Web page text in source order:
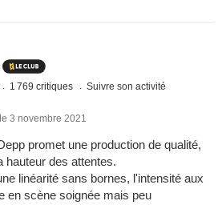
1 769 critiques Suivre son activité
3 novembre 2021
promet une production de qualité,
hauteur des attentes.
linéarité sans bornes, l'intensité aux
en scène soignée mais peu